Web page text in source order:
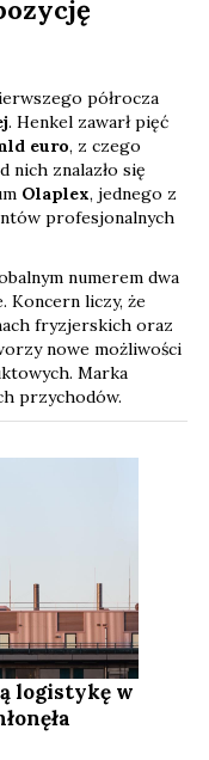
półrocza
. Henkel zawarł pięć
euro, z czego
nich znalazło się
Olaplex, jednego z
profesjonalnych
numerem dwa
Koncern liczy, że
fryzjerskich oraz
nowe możliwości
Marka
przychodów.
logistykę w